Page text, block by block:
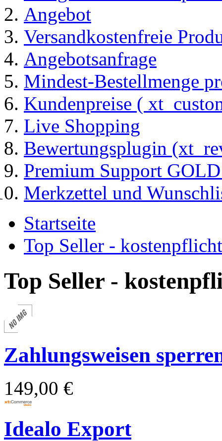
Angebot
Versandkostenfreie
Angebotsanfrage
Mindest-Bestellmenge
Kundenpreise (
Live Shopping
Bewertungsplugin
Premium Support
Merkzettel und
Startseite
Top Seller -
Top Seller -
Zahlungsweisen
149,00 €
Idealo Export